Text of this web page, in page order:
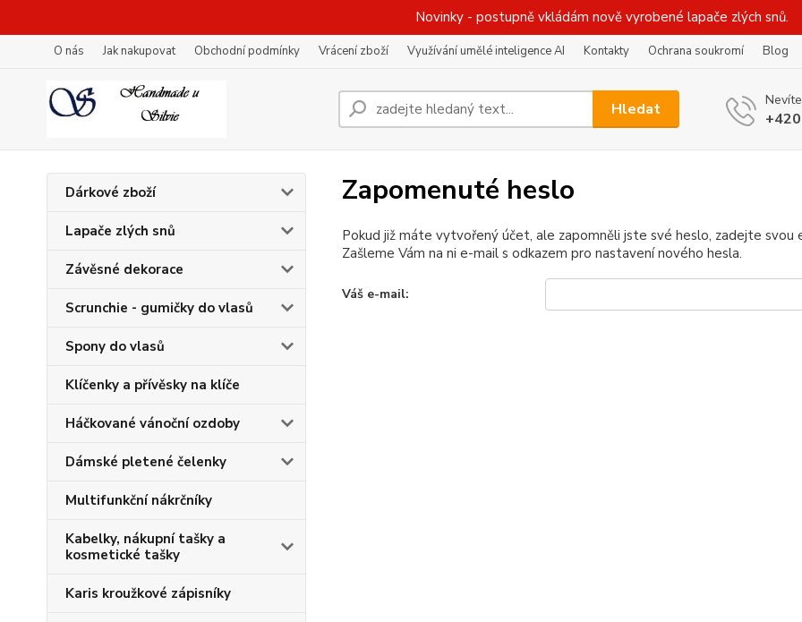
Novinky - postupně vkládám nově vyrobené lapače zlých snů.
O nás Jak nakupovat Obchodní podmínky Vrácení zboží Využívání umělé inteligence AI Kontakty Ochrana soukromí Blog
Hledat
Dárkové zboží
Lapače zlých snů
Závěsné dekorace
Scrunchie - gumičky do vlasů
Spony do vlasů
Klíčenky a přívěsky na klíče
Háčkované vánoční ozdoby
Dámské pletené čelenky
Multifunkční nákrčníky
Kabelky, nákupní tašky a
kosmetické tašky
Karis kroužkové zápisníky
Zapomenuté heslo
Pokud již máte vytvořený účet, ale zapomněli jste své heslo, zadejte
Zašleme Vám na ni e-mail s odkazem pro nastavení nového hesla.
Váš e-mail: